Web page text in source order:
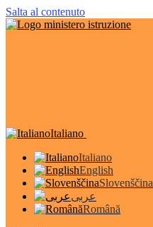
Salta al contenuto
Italiano
Italiano
English
Slovenščina
عربى
Română